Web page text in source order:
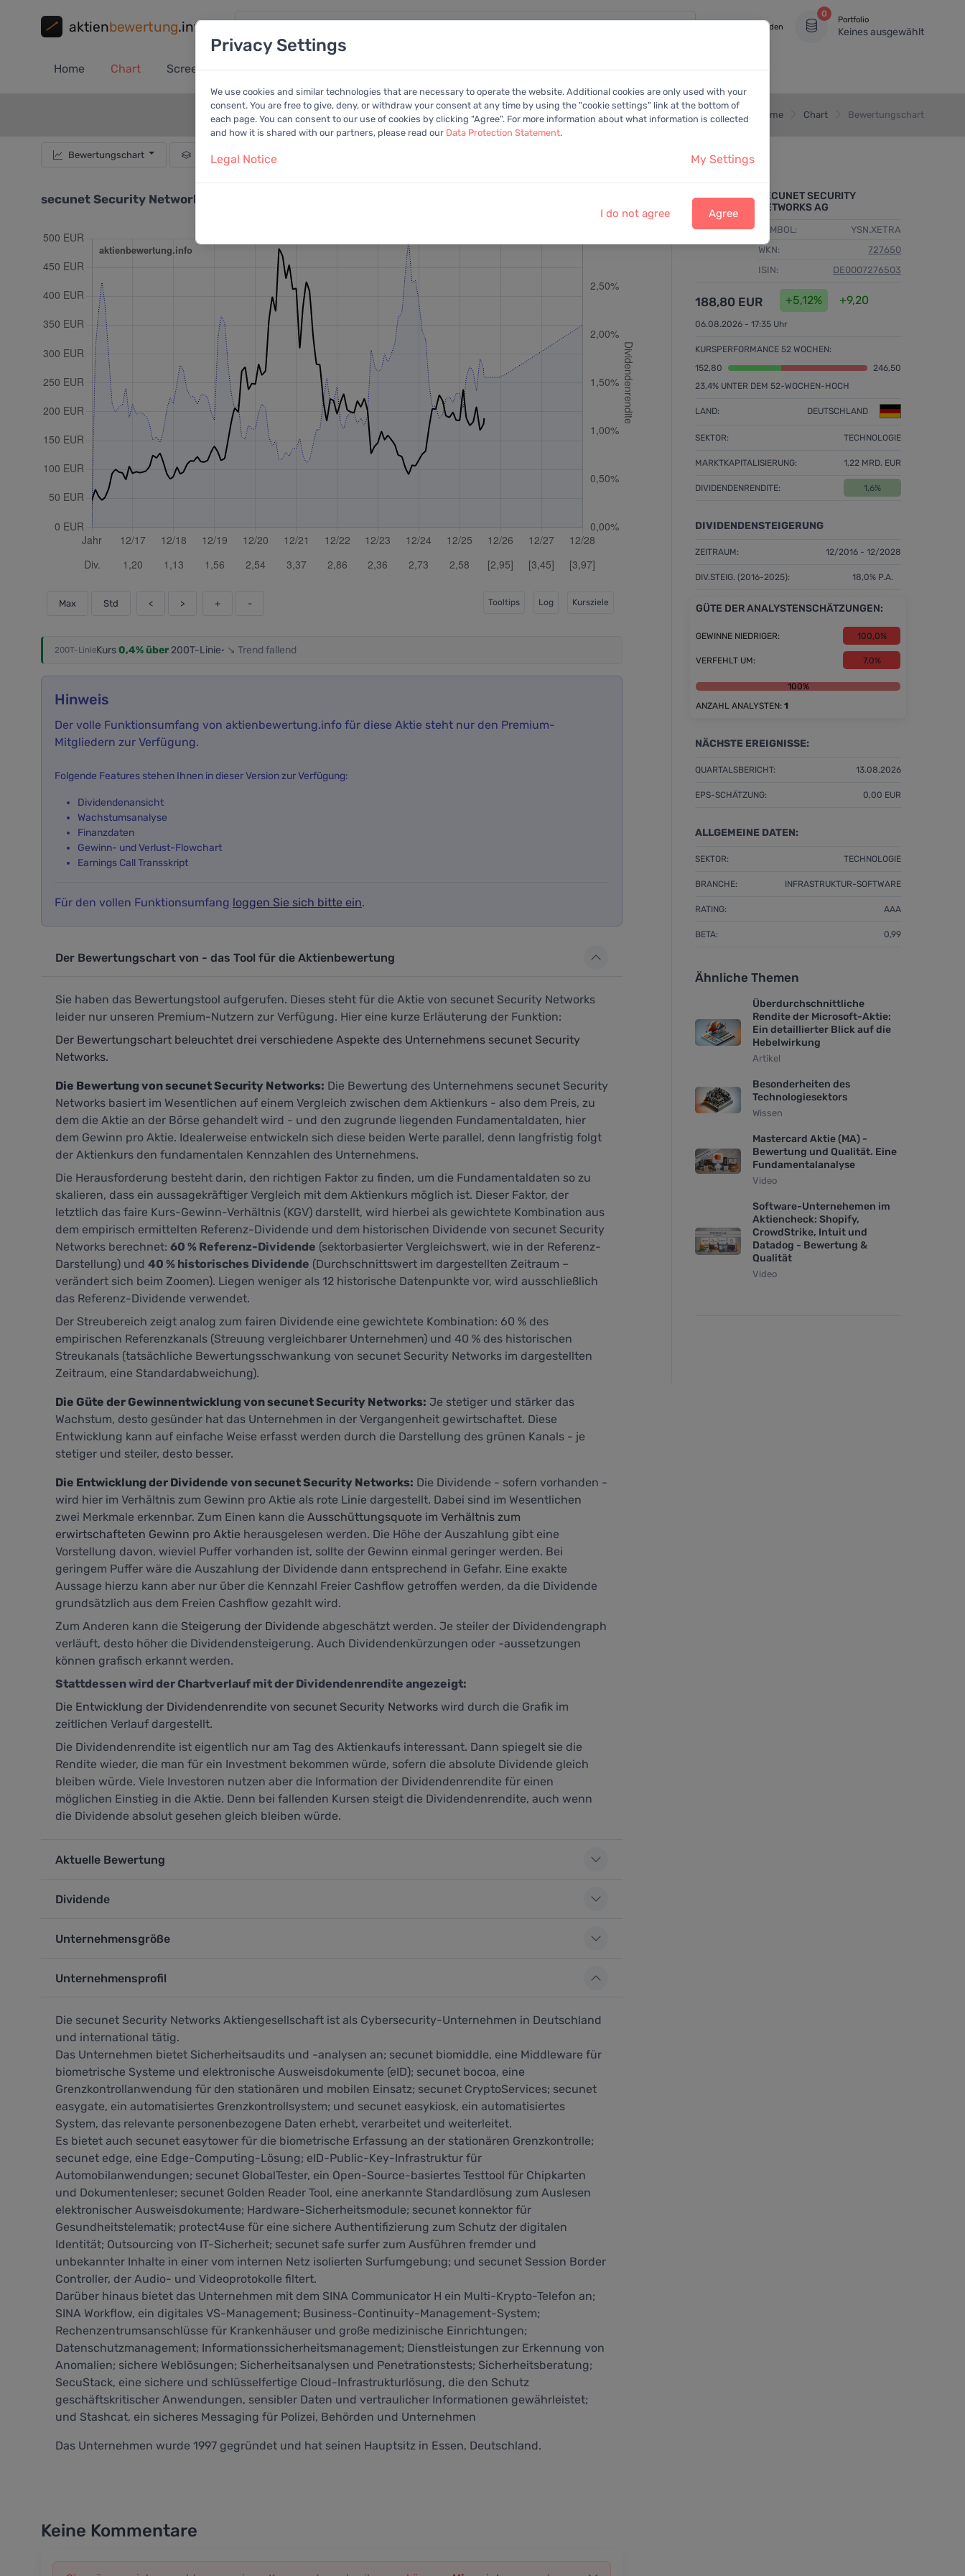
aktienbewertung.info Anmelden
0
Portfolio
Keines ausgewählt
Home Chart Screener Portfolio Analysen Kalender Anleitung Mitglied
+Portfolio Home Chart Bewertungschart
Bewertungschart Dividende
secunet Security Networks AG
Max Std < > + - Tooltips Log Kursziele
200T-LinieKurs0,4% über200T-Linie· ↘ Trend fallend
Hinweis
Der volle Funktionsumfang von aktienbewertung.info für diese Aktie steht nur den Premium-
Mitgliedern zur Verfügung.
Folgende Features stehen Ihnen in dieser Version zur Verfügung:
Dividendenansicht
Wachstumsanalyse
Finanzdaten
Gewinn- und Verlust-Flowchart
Earnings Call Transskript
Für den vollen Funktionsumfang loggen Sie sich bitte ein.
Der Bewertungschart von - das Tool für die Aktienbewertung
Sie haben das Bewertungstool aufgerufen. Dieses steht für die Aktie von secunet Security Networks
leider nur unseren Premium-Nutzern zur Verfügung. Hier eine kurze Erläuterung der Funktion:
Der Bewertungschart beleuchtet drei verschiedene Aspekte des Unternehmens secunet Security
Networks.
Die Bewertung von secunet Security Networks: Die Bewertung des Unternehmens secunet Security
Networks basiert im Wesentlichen auf einem Vergleich zwischen dem Aktienkurs - also dem Preis, zu
dem die Aktie an der Börse gehandelt wird - und den zugrunde liegenden Fundamentaldaten, hier
dem Gewinn pro Aktie. Idealerweise entwickeln sich diese beiden Werte parallel, denn langfristig folgt
der Aktienkurs den fundamentalen Kennzahlen des Unternehmens.
Die Herausforderung besteht darin, den richtigen Faktor zu finden, um die Fundamentaldaten so zu
skalieren, dass ein aussagekräftiger Vergleich mit dem Aktienkurs möglich ist. Dieser Faktor, der
letztlich das faire Kurs-Gewinn-Verhältnis (KGV) darstellt, wird hierbei als gewichtete Kombination aus
dem empirisch ermittelten Referenz-Dividende und dem historischen Dividende von secunet Security
Networks berechnet: 60 % Referenz-Dividende (sektorbasierter Vergleichswert, wie in der Referenz-
Darstellung) und 40 % historisches Dividende (Durchschnittswert im dargestellten Zeitraum –
verändert sich beim Zoomen). Liegen weniger als 12 historische Datenpunkte vor, wird ausschließlich
das Referenz-Dividende verwendet.
Der Streubereich zeigt analog zum fairen Dividende eine gewichtete Kombination: 60 % des
empirischen Referenzkanals (Streuung vergleichbarer Unternehmen) und 40 % des historischen
Streukanals (tatsächliche Bewertungsschwankung von secunet Security Networks im dargestellten
Zeitraum, eine Standardabweichung).
Die Güte der Gewinnentwicklung von secunet Security Networks: Je stetiger und stärker das
Wachstum, desto gesünder hat das Unternehmen in der Vergangenheit gewirtschaftet. Diese
Entwicklung kann auf einfache Weise erfasst werden durch die Darstellung des grünen Kanals - je
stetiger und steiler, desto besser.
Die Entwicklung der Dividende von secunet Security Networks: Die Dividende - sofern vorhanden -
wird hier im Verhältnis zum Gewinn pro Aktie als rote Linie dargestellt. Dabei sind im Wesentlichen
zwei Merkmale erkennbar. Zum Einen kann die Ausschüttungsquote im Verhältnis zum
erwirtschafteten Gewinn pro Aktie herausgelesen werden. Die Höhe der Auszahlung gibt eine
Vorstellung davon, wieviel Puffer vorhanden ist, sollte der Gewinn einmal geringer werden. Bei
geringem Puffer wäre die Auszahlung der Dividende dann entsprechend in Gefahr. Eine exakte
Aussage hierzu kann aber nur über die Kennzahl Freier Cashflow getroffen werden, da die Dividende
grundsätzlich aus dem Freien Cashflow gezahlt wird.
Zum Anderen kann die Steigerung der Dividende abgeschätzt werden. Je steiler der Dividendengraph
verläuft, desto höher die Dividendensteigerung. Auch Dividendenkürzungen oder -aussetzungen
können grafisch erkannt werden.
Stattdessen wird der Chartverlauf mit der Dividendenrendite angezeigt:
Die Entwicklung der Dividendenrendite von secunet Security Networks wird durch die Grafik im
zeitlichen Verlauf dargestellt.
Die Dividendenrendite ist eigentlich nur am Tag des Aktienkaufs interessant. Dann spiegelt sie die
Rendite wieder, die man für ein Investment bekommen würde, sofern die absolute Dividende gleich
bleiben würde. Viele Investoren nutzen aber die Information der Dividendenrendite für einen
möglichen Einstieg in die Aktie. Denn bei fallenden Kursen steigt die Dividendenrendite, auch wenn
die Dividende absolut gesehen gleich bleiben würde.
Aktuelle Bewertung
Dividende
Unternehmensgröße
Unternehmensprofil
Die secunet Security Networks Aktiengesellschaft ist als Cybersecurity-Unternehmen in Deutschland
und international tätig.
Das Unternehmen bietet Sicherheitsaudits und -analysen an; secunet biomiddle, eine Middleware für
biometrische Systeme und elektronische Ausweisdokumente (eID); secunet bocoa, eine
Grenzkontrollanwendung für den stationären und mobilen Einsatz; secunet CryptoServices; secunet
easygate, ein automatisiertes Grenzkontrollsystem; und secunet easykiosk, ein automatisiertes
System, das relevante personenbezogene Daten erhebt, verarbeitet und weiterleitet.
Es bietet auch secunet easytower für die biometrische Erfassung an der stationären Grenzkontrolle;
secunet edge, eine Edge-Computing-Lösung; eID-Public-Key-Infrastruktur für
Automobilanwendungen; secunet GlobalTester, ein Open-Source-basiertes Testtool für Chipkarten
und Dokumentenleser; secunet Golden Reader Tool, eine anerkannte Standardlösung zum Auslesen
elektronischer Ausweisdokumente; Hardware-Sicherheitsmodule; secunet konnektor für
Gesundheitstelematik; protect4use für eine sichere Authentifizierung zum Schutz der digitalen
Identität; Outsourcing von IT-Sicherheit; secunet safe surfer zum Ausführen fremder und
unbekannter Inhalte in einer vom internen Netz isolierten Surfumgebung; und secunet Session Border
Controller, der Audio- und Videoprotokolle filtert.
Darüber hinaus bietet das Unternehmen mit dem SINA Communicator H ein Multi-Krypto-Telefon an;
SINA Workflow, ein digitales VS-Management; Business-Continuity-Management-System;
Rechenzentrumsanschlüsse für Krankenhäuser und große medizinische Einrichtungen;
Datenschutzmanagement; Informationssicherheitsmanagement; Dienstleistungen zur Erkennung von
Anomalien; sichere Weblösungen; Sicherheitsanalysen und Penetrationstests; Sicherheitsberatung;
SecuStack, eine sichere und schlüsselfertige Cloud-Infrastrukturlösung, die den Schutz
geschäftskritischer Anwendungen, sensibler Daten und vertraulicher Informationen gewährleistet;
und Stashcat, ein sicheres Messaging für Polizei, Behörden und Unternehmen
Das Unternehmen wurde 1997 gegründet und hat seinen Hauptsitz in Essen, Deutschland.
Keine Kommentare
SECUNET SECURITY
NETWORKS AG
SYMBOL:
YSN.XETRA
WKN:
727650
ISIN:
DE0007276503
188,80 EUR +5,12% +9,20
06.08.2026 - 17:35 Uhr
KURSPERFORMANCE 52 WOCHEN:
152,80
246,50
23,4% UNTER DEM 52-WOCHEN-HOCH
LAND: DEUTSCHLAND
SEKTOR: TECHNOLOGIE
MARKTKAPITALISIERUNG: 1,22 MRD. EUR
DIVIDENDENRENDITE: 1,6%
DIVIDENDENSTEIGERUNG
ZEITRAUM: 12/2016 - 12/2028
DIV.STEIG. (2016-2025): 18,0% P.A.
GÜTE DER ANALYSTENSCHÄTZUNGEN:
GEWINNE NIEDRIGER: 100,0%
VERFEHLT UM: 7,0%
0%
100%
ANZAHL ANALYSTEN: 1
NÄCHSTE EREIGNISSE:
QUARTALSBERICHT: 13.08.2026
EPS-SCHÄTZUNG: 0,00 EUR
ALLGEMEINE DATEN:
SEKTOR: TECHNOLOGIE
BRANCHE: INFRASTRUKTUR-SOFTWARE
RATING: AAA
BETA: 0,99
Ähnliche Themen
Überdurchschnittliche
Rendite der Microsoft-Aktie:
Ein detaillierter Blick auf die
Hebelwirkung
Artikel
Besonderheiten des
Technologiesektors
Wissen
Mastercard Aktie (MA) -
Bewertung und Qualität. Eine
Fundamentalanalyse
Video
Software-Unternehemen im
Aktiencheck: Shopify,
CrowdStrike, Intuit und
Datadog - Bewertung &
Qualität
Video
Privacy Settings
We use cookies and similar technologies that are necessary to operate the website. Additional cookies are only used with your
consent. You are free to give, deny, or withdraw your consent at any time by using the "cookie settings" link at the bottom of
each page. You can consent to our use of cookies by clicking "Agree". For more information about what information is collected
and how it is shared with our partners, please read our Data Protection Statement.
Legal Notice My Settings
I do not agree Agree